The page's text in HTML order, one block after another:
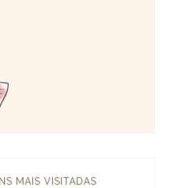
MAIS VISITADAS